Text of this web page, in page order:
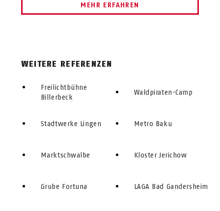
MEHR ERFAHREN
WEITERE REFERENZEN
Freilichtbühne
Billerbeck
Stadtwerke Lingen
Marktschwalbe
Grube Fortuna
Waldpiraten-Camp
Metro Baku
Kloster Jerichow
LAGA Bad Gandersheim